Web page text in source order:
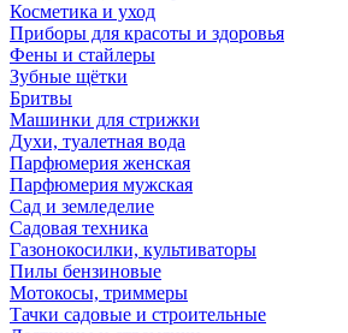
Косметика и уход
Приборы для красоты и здоровья
Фены и стайлеры
Зубные щётки
Бритвы
Машинки для стрижки
Духи, туалетная вода
Парфюмерия женская
Парфюмерия мужская
Сад и земледелие
Садовая техника
Газонокосилки, культиваторы
Пилы бензиновые
Мотокосы, триммеры
Тачки садовые и строительные